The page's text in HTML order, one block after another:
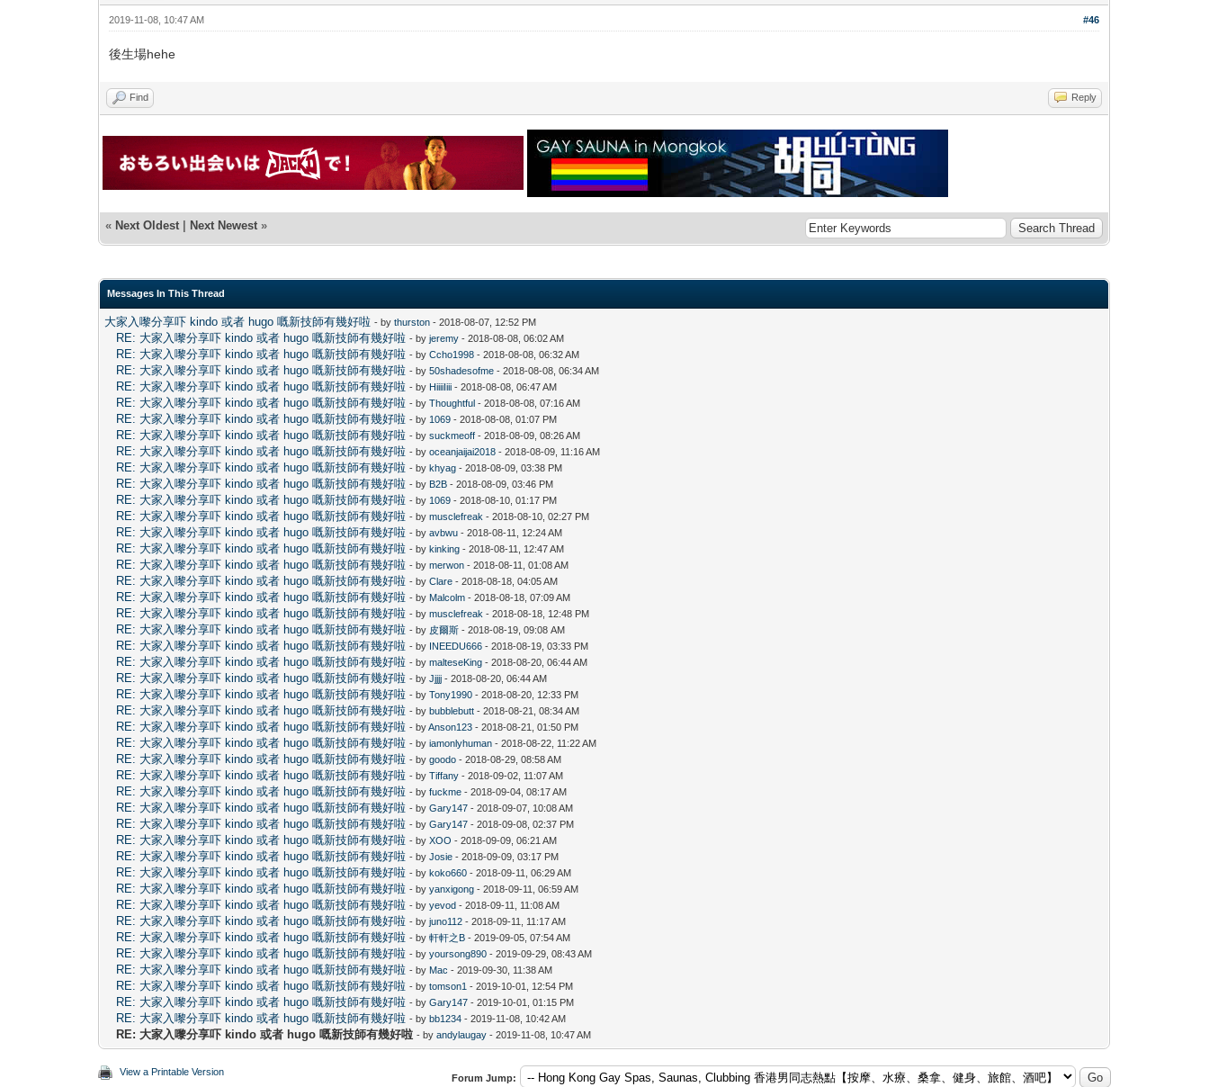
#46
2019-11-08, 10:47 AM
後生場hehe
Find Reply
« Next Oldest | Next Newest »
Messages In This Thread
大家入嚟分享吓 kindo 或者 hugo 嘅新技師有幾好啦 - bythurston - 2018-08-07, 12:52 PM
RE: 大家入嚟分享吓 kindo 或者 hugo 嘅新技師有幾好啦 - byjeremy - 2018-08-08, 06:02 AM
RE: 大家入嚟分享吓 kindo 或者 hugo 嘅新技師有幾好啦 - byCcho1998 - 2018-08-08, 06:32 AM
RE: 大家入嚟分享吓 kindo 或者 hugo 嘅新技師有幾好啦 - by50shadesofme - 2018-08-08, 06:34 AM
RE: 大家入嚟分享吓 kindo 或者 hugo 嘅新技師有幾好啦 - by HiiiiIiii - 2018-08-08, 06:47 AM
RE: 大家入嚟分享吓 kindo 或者 hugo 嘅新技師有幾好啦 - byThoughtful - 2018-08-08, 07:16 AM
RE: 大家入嚟分享吓 kindo 或者 hugo 嘅新技師有幾好啦 - by 1069 - 2018-08-08, 01:07 PM
RE: 大家入嚟分享吓 kindo 或者 hugo 嘅新技師有幾好啦 - bysuckmeoff - 2018-08-09, 08:26 AM
RE: 大家入嚟分享吓 kindo 或者 hugo 嘅新技師有幾好啦 - byoceanjaijai2018 - 2018-08-09, 11:16 AM
RE: 大家入嚟分享吓 kindo 或者 hugo 嘅新技師有幾好啦 - bykhyag - 2018-08-09, 03:38 PM
RE: 大家入嚟分享吓 kindo 或者 hugo 嘅新技師有幾好啦 - by B2B - 2018-08-09, 03:46 PM
RE: 大家入嚟分享吓 kindo 或者 hugo 嘅新技師有幾好啦 - by 1069 - 2018-08-10, 01:17 PM
RE: 大家入嚟分享吓 kindo 或者 hugo 嘅新技師有幾好啦 - bymusclefreak - 2018-08-10, 02:27 PM
RE: 大家入嚟分享吓 kindo 或者 hugo 嘅新技師有幾好啦 - byavbwu - 2018-08-11, 12:24 AM
RE: 大家入嚟分享吓 kindo 或者 hugo 嘅新技師有幾好啦 - bykinking - 2018-08-11, 12:47 AM
RE: 大家入嚟分享吓 kindo 或者 hugo 嘅新技師有幾好啦 - bymerwon - 2018-08-11, 01:08 AM
RE: 大家入嚟分享吓 kindo 或者 hugo 嘅新技師有幾好啦 - byClare - 2018-08-18, 04:05 AM
RE: 大家入嚟分享吓 kindo 或者 hugo 嘅新技師有幾好啦 - by Malcolm - 2018-08-18, 07:09 AM
RE: 大家入嚟分享吓 kindo 或者 hugo 嘅新技師有幾好啦 - bymusclefreak - 2018-08-18, 12:48 PM
RE: 大家入嚟分享吓 kindo 或者 hugo 嘅新技師有幾好啦 - by 皮爾斯 - 2018-08-19, 09:08 AM
RE: 大家入嚟分享吓 kindo 或者 hugo 嘅新技師有幾好啦 - by INEEDU666 - 2018-08-19, 03:33 PM
RE: 大家入嚟分享吓 kindo 或者 hugo 嘅新技師有幾好啦 - bymalteseKing - 2018-08-20, 06:44 AM
RE: 大家入嚟分享吓 kindo 或者 hugo 嘅新技師有幾好啦 - byJjjjj - 2018-08-20, 06:44 AM
RE: 大家入嚟分享吓 kindo 或者 hugo 嘅新技師有幾好啦 - byTony1990 - 2018-08-20, 12:33 PM
RE: 大家入嚟分享吓 kindo 或者 hugo 嘅新技師有幾好啦 - bybubblebutt - 2018-08-21, 08:34 AM
RE: 大家入嚟分享吓 kindo 或者 hugo 嘅新技師有幾好啦 - byAnson123 - 2018-08-21, 01:50 PM
RE: 大家入嚟分享吓 kindo 或者 hugo 嘅新技師有幾好啦 - byiamonlyhuman - 2018-08-22, 11:22 AM
RE: 大家入嚟分享吓 kindo 或者 hugo 嘅新技師有幾好啦 - bygoodo - 2018-08-29, 08:58 AM
RE: 大家入嚟分享吓 kindo 或者 hugo 嘅新技師有幾好啦 - byTiffany - 2018-09-02, 11:07 AM
RE: 大家入嚟分享吓 kindo 或者 hugo 嘅新技師有幾好啦 - byfuckme - 2018-09-04, 08:17 AM
RE: 大家入嚟分享吓 kindo 或者 hugo 嘅新技師有幾好啦 - byGary147 - 2018-09-07, 10:08 AM
RE: 大家入嚟分享吓 kindo 或者 hugo 嘅新技師有幾好啦 - byGary147 - 2018-09-08, 02:37 PM
RE: 大家入嚟分享吓 kindo 或者 hugo 嘅新技師有幾好啦 - byXOO - 2018-09-09, 06:21 AM
RE: 大家入嚟分享吓 kindo 或者 hugo 嘅新技師有幾好啦 - byJosie - 2018-09-09, 03:17 PM
RE: 大家入嚟分享吓 kindo 或者 hugo 嘅新技師有幾好啦 - bykoko660 - 2018-09-11, 06:29 AM
RE: 大家入嚟分享吓 kindo 或者 hugo 嘅新技師有幾好啦 - byyanxigong - 2018-09-11, 06:59 AM
RE: 大家入嚟分享吓 kindo 或者 hugo 嘅新技師有幾好啦 - byyevod - 2018-09-11, 11:08 AM
RE: 大家入嚟分享吓 kindo 或者 hugo 嘅新技師有幾好啦 - byjuno112 - 2018-09-11, 11:17 AM
RE: 大家入嚟分享吓 kindo 或者 hugo 嘅新技師有幾好啦 - by軒軒之B - 2019-09-05, 07:54 AM
RE: 大家入嚟分享吓 kindo 或者 hugo 嘅新技師有幾好啦 - byyoursong890 - 2019-09-29, 08:43 AM
RE: 大家入嚟分享吓 kindo 或者 hugo 嘅新技師有幾好啦 - by Mac - 2019-09-30, 11:38 AM
RE: 大家入嚟分享吓 kindo 或者 hugo 嘅新技師有幾好啦 - bytomson1 - 2019-10-01, 12:54 PM
RE: 大家入嚟分享吓 kindo 或者 hugo 嘅新技師有幾好啦 - byGary147 - 2019-10-01, 01:15 PM
RE: 大家入嚟分享吓 kindo 或者 hugo 嘅新技師有幾好啦 - bybb1234 - 2019-11-08, 10:42 AM
RE: 大家入嚟分享吓 kindo 或者 hugo 嘅新技師有幾好啦 - byandylaugay - 2019-11-08, 10:47 AM
View a Printable Version
Forum Jump: